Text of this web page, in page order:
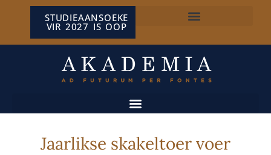
STUDIEAANSOEKE
VIR 2027 IS OOP
Jaarlikse skakeltoer voer